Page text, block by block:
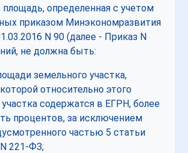
определенная с учетом
приказом Минэкономразвития
N 90 (далее - Приказ N
не должна быть:
земельного участка,
относительно этого
содержатся в ЕГРН, более
процентов, за исключением
частью 5 статьи
221-ФЗ;